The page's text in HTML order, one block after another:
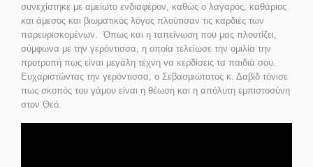
συνεχίστηκε με αμείωτο ενδιαφέρον, καθώς ο λαγαρός, καθάριος
και άμεσος και βιωματικός λόγος πλούτισαν τις καρδιές των
παρευρισκομένων. Όπως και η ταπείνωση που μας πλουτίζει,
σύμφωνα με την γερόντισσα, η οποία τελείωσε την ομιλία την
προτροπή πως είναι μεγάλη τέχνη να κερδίσεις τα παιδιά σου.
Ευχαριστώντας την γερόντισσα, ο Σεβασμιώτατος κ. Δαβίδ τόνισε
πως σκοπός του γάμου είναι η θέωση και η απόλυτη εμπιστοσύνη
στον Θεό.